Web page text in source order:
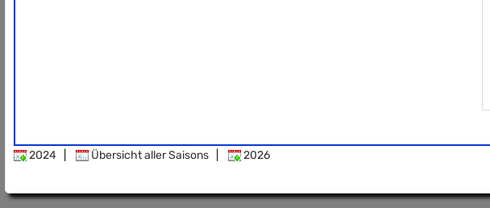
2024 Übersicht aller Saisons 2026